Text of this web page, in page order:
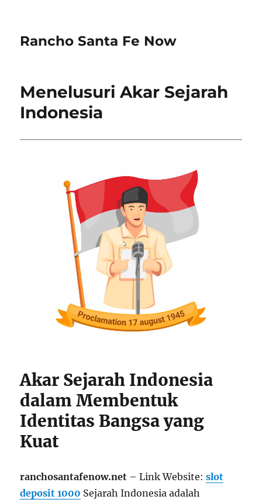
Rancho Santa Fe Now
Menelusuri Akar Sejarah
Indonesia
Akar Sejarah Indonesia
dalam Membentuk
Identitas Bangsa yang
Kuat
ranchosantafenow.net – Link Website:slot
deposit 1000 Sejarah Indonesia adalah